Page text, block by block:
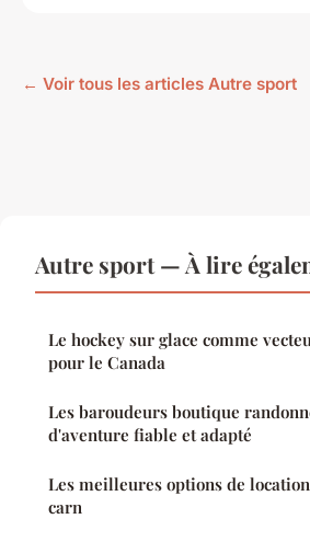
← Voir tous les articles Autre sport
Autre sport — À lire
Le hockey sur glace comme
pour le Canada
Les baroudeurs boutique
d'aventure fiable et adapté
Les meilleures options de
carn